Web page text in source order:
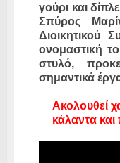
γούρι και
Σπύρος
Διοικητικού
ονομαστική
στυλό,
σημαντικά
Ακολουθεί
κάλαντα